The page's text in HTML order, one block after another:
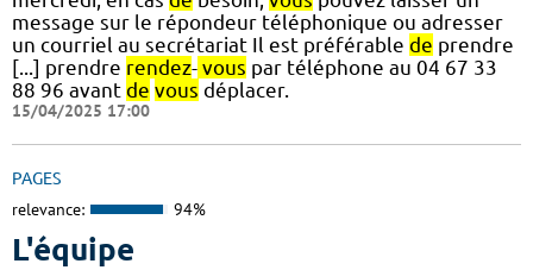
message sur le répondeur téléphonique ou adresser
un courriel au secrétariat Il est préférable de prendre
[...] prendre rendez- vous par téléphone au 04 67 33
88 96 avant de vous déplacer.
15/04/2025 17:00
PAGES
relevance: 94%
L'équipe